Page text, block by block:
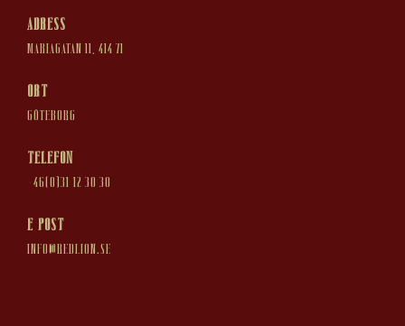
Telefon
+46(0)31-12 30 30
e-post
INFO@REDLION.SE
Adress
MARIAGATAN 11, 414 71
ort
Göteborg